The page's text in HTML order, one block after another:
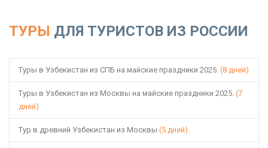
ТУРЫ ДЛЯ ТУРИСТОВ ИЗ РОССИИ
Туры в Узбекистан из СПБ на майские праздники 2025. (8 дней)
Туры в Узбекистан из Москвы на майские праздники 2025. (7
дней)
Тур в древний Узбекистан из Москвы (5 дней)